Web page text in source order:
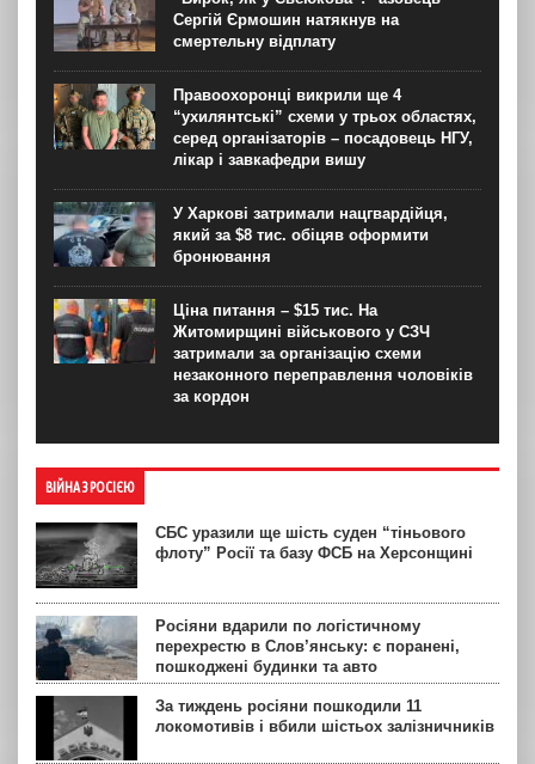
Сергій Єрмошин натякнув на
смертельну відплату
Правоохоронці викрили ще 4
“ухилянтські” схеми у трьох областях,
серед організаторів – посадовець НГУ,
лікар і завкафедри вишу
У Харкові затримали нацгвардійця,
який за $8 тис. обіцяв оформити
бронювання
Ціна питання – $15 тис. На
Житомирщині військового у СЗЧ
затримали за організацію схеми
незаконного переправлення чоловіків
за кордон
ВІЙНА З РОСІЄЮ
СБС уразили ще шість суден “тіньового
флоту” Росії та базу ФСБ на Херсонщині
Росіяни вдарили по логістичному
перехрестю в Слов’янську: є поранені,
пошкоджені будинки та авто
За тиждень росіяни пошкодили 11
локомотивів і вбили шістьох залізничників